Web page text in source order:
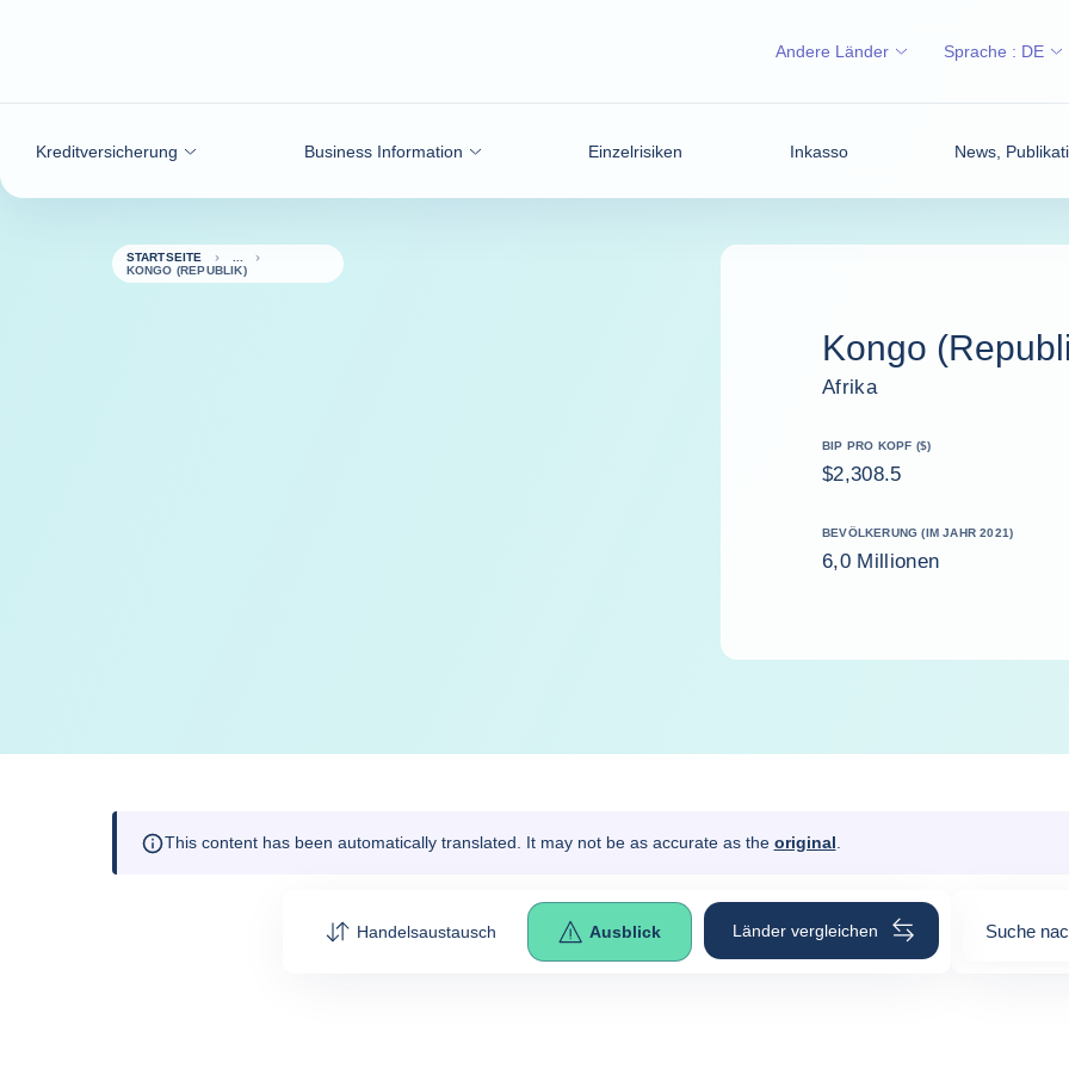
Kreditversicherung Business Information Einzelrisiken Inkasso News,
Andere Länder Sprache : DE
STARTSEITE
KONGO (REPUBLIK)
Kongo
Afrika
BIP PRO KOPF ($)
$2,308.5
BEVÖLKERUNG (IM JAHR 2021)
6,0 Millionen
This content has been automatically translated. It may not be as accurate as the original
Handelsaustausch Ausblick Länder vergleichen Suche